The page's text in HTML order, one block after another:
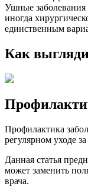
Ушные заболевания
иногда
единственным
Как
Профилактика
регулярном уходе
Данная статья
может заменить
врача.